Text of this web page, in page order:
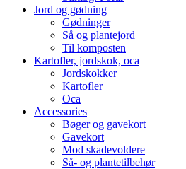
Jord og gødning
Gødninger
Så og plantejord
Til komposten
Kartofler, jordskok, oca
Jordskokker
Kartofler
Oca
Accessories
Bøger og gavekort
Gavekort
Mod skadevoldere
Så- og plantetilbehør